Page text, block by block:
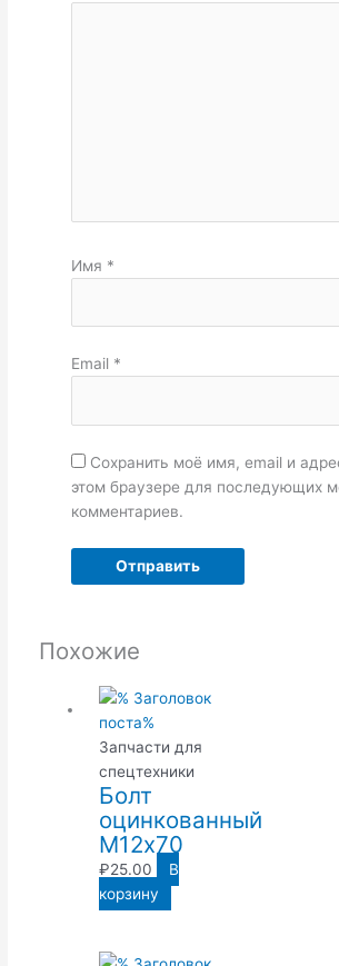
Имя *
Email *
Сохранить моё имя, email и
этом браузере для последующих
комментариев.
Похожие
Запчасти для
спецтехники
Болт
оцинкованный
М12х70
₽25.00
В
корзину